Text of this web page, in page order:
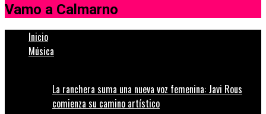
Vamo a Calmarno
Inicio
Música
La ranchera suma una nueva voz femenina: Javi Rous
comienza su camino artístico